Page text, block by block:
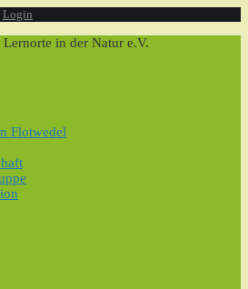
Login
in der Natur e.V.
Flotwedel